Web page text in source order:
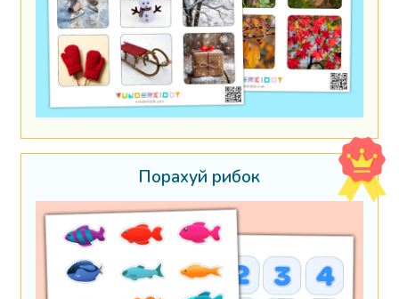
Порахуй рибок